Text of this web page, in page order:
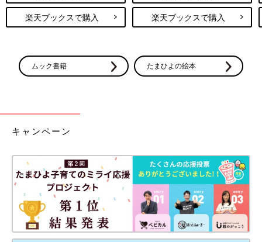
楽天ブックスで購入 楽天ブックスで購入
ムック書籍 たまひよの絵本
キャンペーン